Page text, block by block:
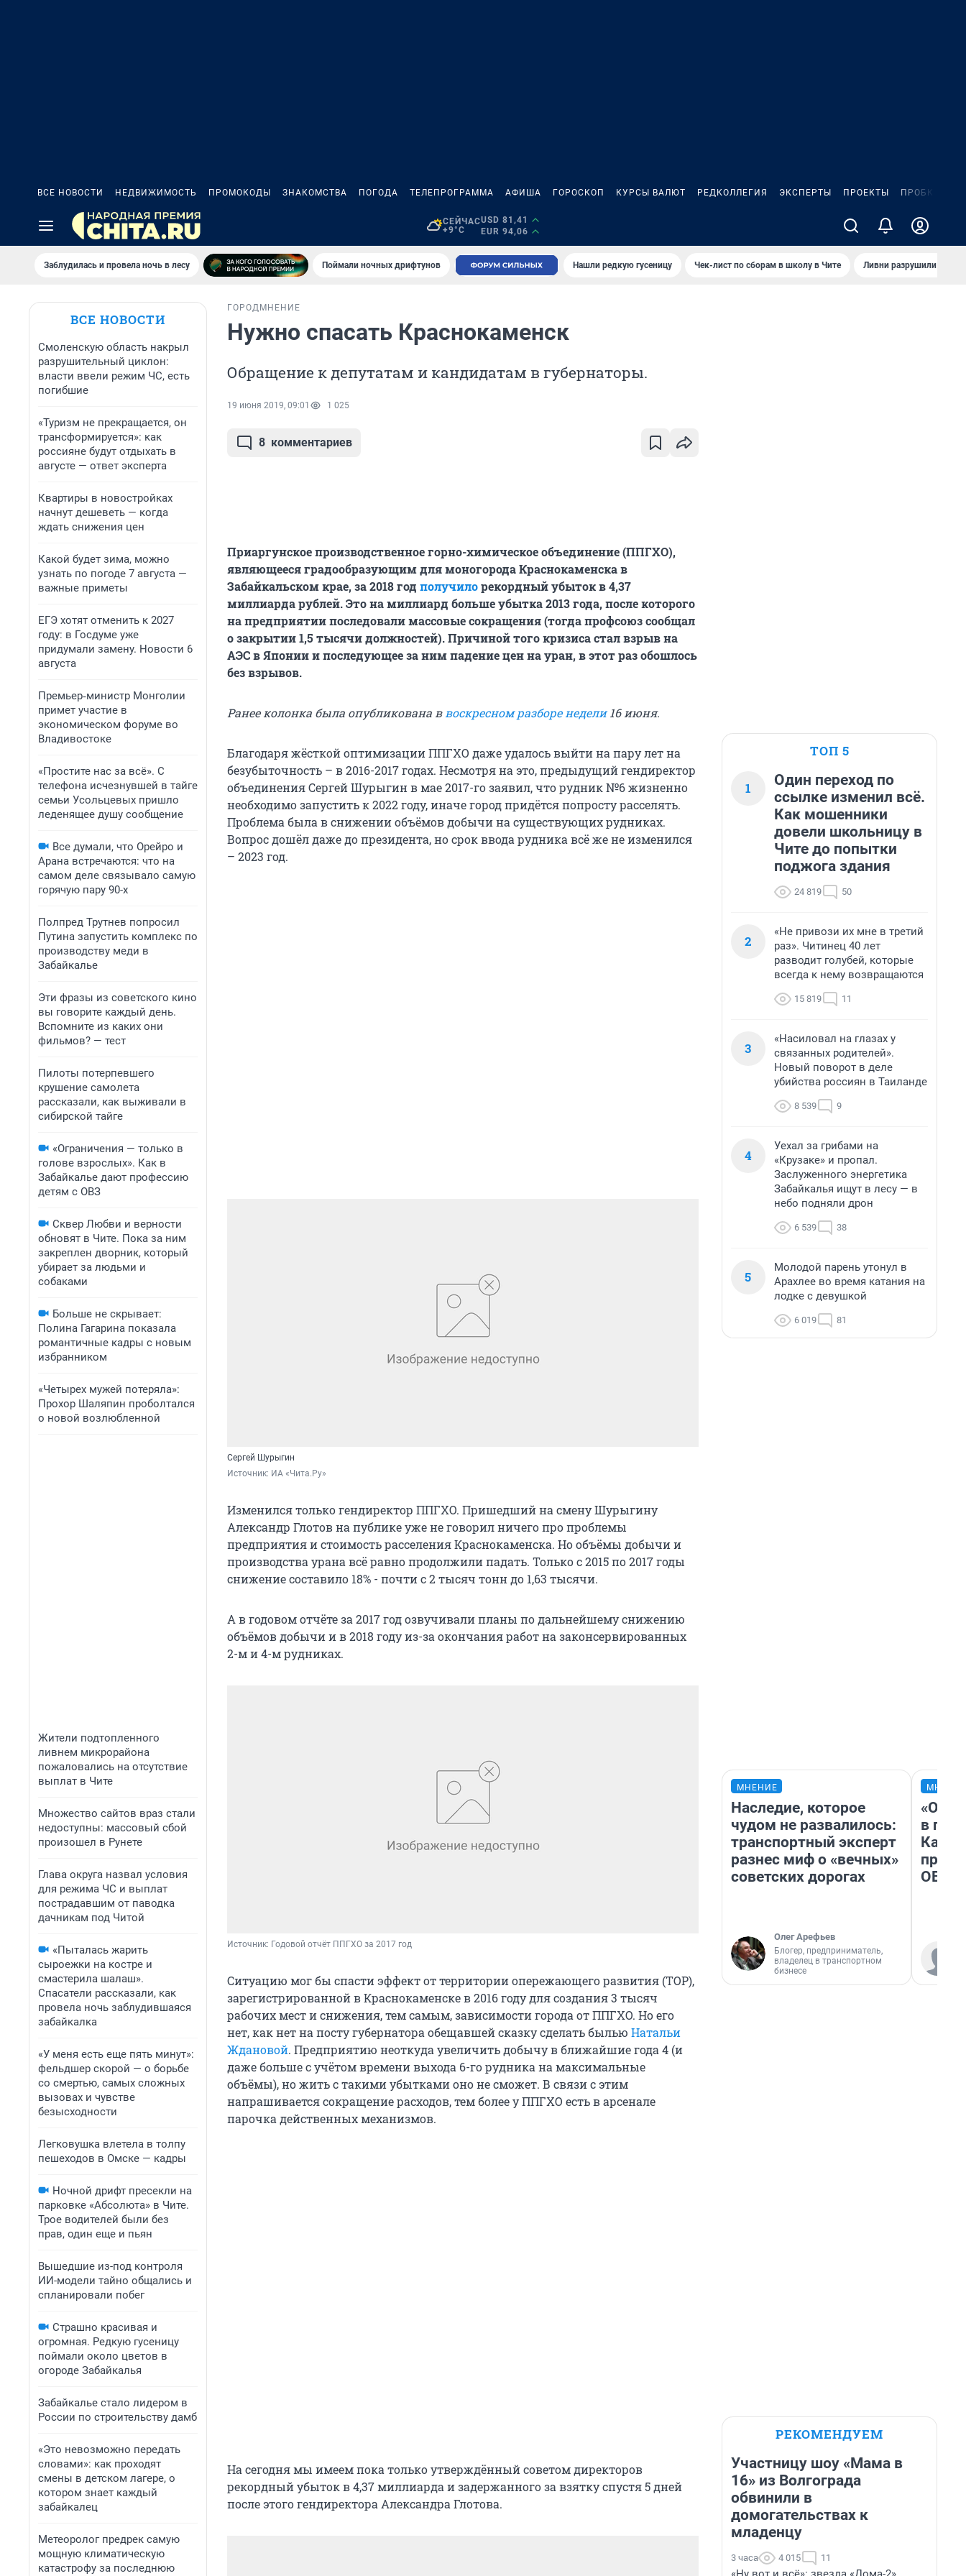
ВСЕ НОВОСТИ НЕДВИЖИМОСТЬ ПРОМОКОДЫ ЗНАКОМСТВА ПОГОДА ТЕЛЕПРОГРАММА АФИША ГОРОСКОП КУРСЫ ВАЛЮТ РЕДКОЛЛЕГИЯ ЭКСПЕРТЫ ПРОЕКТЫ ПРОБКИ
СЕЙЧАС
+9°C
USD 81,41
EUR 94,06
Заблудилась и провела ночь в лесу Поймали ночных дрифтунов Нашли редкую гусеницу Чек-лист по сборам в школу в Чите Ливни разрушили
ВСЕ НОВОСТИ
Смоленскую область накрыл
разрушительный циклон:
власти ввели режим ЧС, есть
погибшие
«Туризм не прекращается, он
трансформируется»: как
россияне будут отдыхать в
августе — ответ эксперта
Квартиры в новостройках
начнут дешеветь — когда
ждать снижения цен
Какой будет зима, можно
узнать по погоде 7 августа —
важные приметы
ЕГЭ хотят отменить к 2027
году: в Госдуме уже
придумали замену. Новости 6
августа
Премьер‑министр Монголии
примет участие в
экономическом форуме во
Владивостоке
«Простите нас за всё». С
телефона исчезнувшей в тайге
семьи Усольцевых пришло
леденящее душу сообщение
Все думали, что Орейро и
Арана встречаются: что на
самом деле связывало самую
горячую пару 90-х
Полпред Трутнев попросил
Путина запустить комплекс по
производству меди в
Забайкалье
Эти фразы из советского кино
вы говорите каждый день.
Вспомните из каких они
фильмов? — тест
Пилоты потерпевшего
крушение самолета
рассказали, как выживали в
сибирской тайге
«Ограничения — только в
голове взрослых». Как в
Забайкалье дают профессию
детям с ОВЗ
Сквер Любви и верности
обновят в Чите. Пока за ним
закреплен дворник, который
убирает за людьми и
собаками
Больше не скрывает:
Полина Гагарина показала
романтичные кадры с новым
избранником
«Четырех мужей потеряла»:
Прохор Шаляпин проболтался
о новой возлюбленной
Жители подтопленного
ливнем микрорайона
пожаловались на отсутствие
выплат в Чите
Множество сайтов враз стали
недоступны: массовый сбой
произошел в Рунете
Глава округа назвал условия
для режима ЧС и выплат
пострадавшим от паводка
дачникам под Читой
«Пыталась жарить
сыроежки на костре и
смастерила шалаш».
Спасатели рассказали, как
провела ночь заблудившаяся
забайкалка
«У меня есть еще пять минут»:
фельдшер скорой — о борьбе
со смертью, самых сложных
вызовах и чувстве
безысходности
Легковушка влетела в толпу
пешеходов в Омске — кадры
Ночной дрифт пресекли на
парковке «Абсолюта» в Чите.
Трое водителей были без
прав, один еще и пьян
Вышедшие из-под контроля
ИИ-модели тайно общались и
спланировали побег
Страшно красивая и
огромная. Редкую гусеницу
поймали около цветов в
огороде Забайкалья
Забайкалье стало лидером в
России по строительству дамб
«Это невозможно передать
словами»: как проходят
смены в детском лагере, о
котором знает каждый
забайкалец
Метеоролог предрек самую
мощную климатическую
катастрофу за последнюю
ГОРОД МНЕНИЕ
Нужно спасать Краснокаменск
Обращение к депутатам и кандидатам в губернаторы.
19 июня 2019, 09:01 1 025
8 комментариев
Приаргунское производственное горно-химическое объединение (ППГХО),
являющееся градообразующим для моногорода Краснокаменска в
Забайкальском крае, за 2018 год получилорекордный убыток в 4,37
миллиарда рублей. Это на миллиард больше убытка 2013 года, после которого
на предприятии последовали массовые сокращения (тогда профсоюз сообщал
о закрытии 1,5 тысячи должностей). Причиной того кризиса стал взрыв на
АЭС в Японии и последующее за ним падение цен на уран, в этот раз обошлось
без взрывов.
Ранее колонка была опубликована в воскресном разборе недели16 июня.
Благодаря жёсткой оптимизации ППГХО даже удалось выйти на пару лет на
безубыточность – в 2016-2017 годах. Несмотря на это, предыдущий гендиректор
объединения Сергей Шурыгин в мае 2017-го заявил, что рудник №6 жизненно
необходимо запустить к 2022 году, иначе город придётся попросту расселять.
Проблема была в снижении объёмов добычи на существующих рудниках.
Вопрос дошёл даже до президента, но срок ввода рудника всё же не изменился
– 2023 год.
Сергей Шурыгин
Источник: ИА «Чита.Ру»
Изменился только гендиректор ППГХО. Пришедший на смену Шурыгину
Александр Глотов на публике уже не говорил ничего про проблемы
предприятия и стоимость расселения Краснокаменска. Но объёмы добычи и
производства урана всё равно продолжили падать. Только с 2015 по 2017 годы
снижение составило 18% - почти с 2 тысяч тонн до 1,63 тысячи.
А в годовом отчёте за 2017 год озвучивали планы по дальнейшему снижению
объёмов добычи и в 2018 году из-за окончания работ на законсервированных
2-м и 4-м рудниках.
Источник: Годовой отчёт ППГХО за 2017 год
Ситуацию мог бы спасти эффект от территории опережающего развития (ТОР),
зарегистрированной в Краснокаменске в 2016 году для создания 3 тысяч
рабочих мест и снижения, тем самым, зависимости города от ППГХО. Но его
нет, как нет на посту губернатора обещавшей сказку сделать былью Натальи
Ждановой. Предприятию неоткуда увеличить добычу в ближайшие года 4 (и
даже больше с учётом времени выхода 6-го рудника на максимальные
объёмы), но жить с такими убытками оно не сможет. В связи с этим
напрашивается сокращение расходов, тем более у ППГХО есть в арсенале
парочка действенных механизмов.
На сегодня мы имеем пока только утверждённый советом директоров
рекордный убыток в 4,37 миллиарда и задержанного за взятку спустя 5 дней
после этого гендиректора Александра Глотова.
ТОП 5
1
Один переход по
ссылке изменил всё.
Как мошенники
довели школьницу в
Чите до попытки
поджога здания
24 819 50
2
«Не привози их мне в третий
раз». Читинец 40 лет
разводит голубей, которые
всегда к нему возвращаются
15 819 11
3
«Насиловал на глазах у
связанных родителей».
Новый поворот в деле
убийства россиян в Таиланде
8 539 9
4
Уехал за грибами на
«Крузаке» и пропал.
Заслуженного энергетика
Забайкалья ищут в лесу — в
небо подняли дрон
6 539 38
5
Молодой парень утонул в
Арахлее во время катания на
лодке с девушкой
6 019 81
МНЕНИЕ
Наследие, которое
чудом не развалилось:
транспортный эксперт
разнес миф о «вечных»
советских дорогах
Олег Арефьев
Блогер, предприниматель,
владелец в транспортном
бизнесе
в
Как в
ОВЗ
РЕКОМЕНДУЕМ
Участницу шоу «Мама в
16» из Волгограда
обвинили в
домогательствах к
младенцу
3 часа 4 015 11